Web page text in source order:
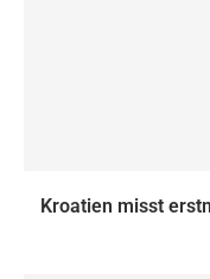
Kroatien misst